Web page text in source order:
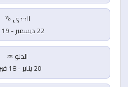
الجدي ♑
22 ديسمبر - 19 يناير
الدلو ♒
20 يناير - 18 فبراير